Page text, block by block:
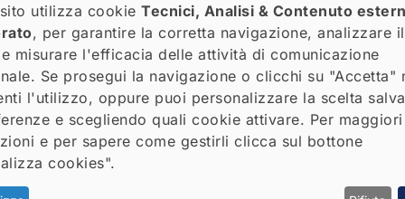
at Work è finanziato dalla
di quattro Paesi europei con l’obiettivo di
di prevenzione e screening oncologico sul
virali e batteriche associate a patologie
(HPV), il virus dell’epatite C (HCV) e
è il centro di riferimento per l’Italia con il
Godono Catalina Ciocan,
utilizza cookie Tecnici, Analisi & Contenuto
, per garantire la corretta navigazione, analizzare il
misurare l'efficacia delle attività di comunicazione
Se prosegui la navigazione o clicchi su "Accetta"
l'utilizzo, oppure puoi personalizzare la scelta
e scegliendo quali cookie attivare. Per maggiori
e per sapere come gestirli clicca sul bottone
cookies".